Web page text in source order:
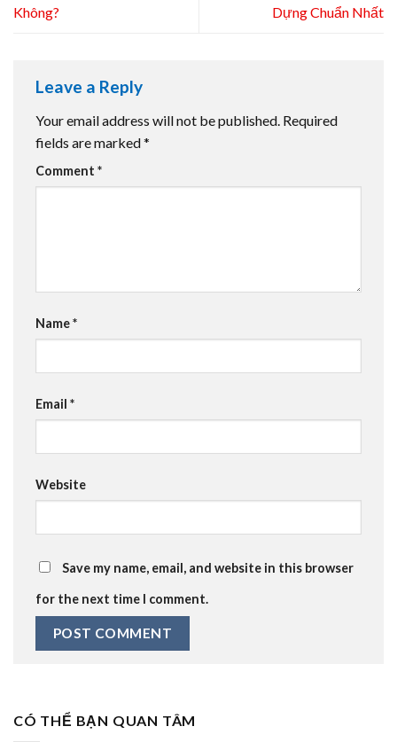
Không?
Dựng Chuẩn Nhất
Leave a Reply
Your email address will not be published. Required
fields are marked*
Comment *
Name*
Email *
Website
Save my name, email, and website in this browser
for the next time I comment.
CÓ THỂ BẠN QUAN TÂM